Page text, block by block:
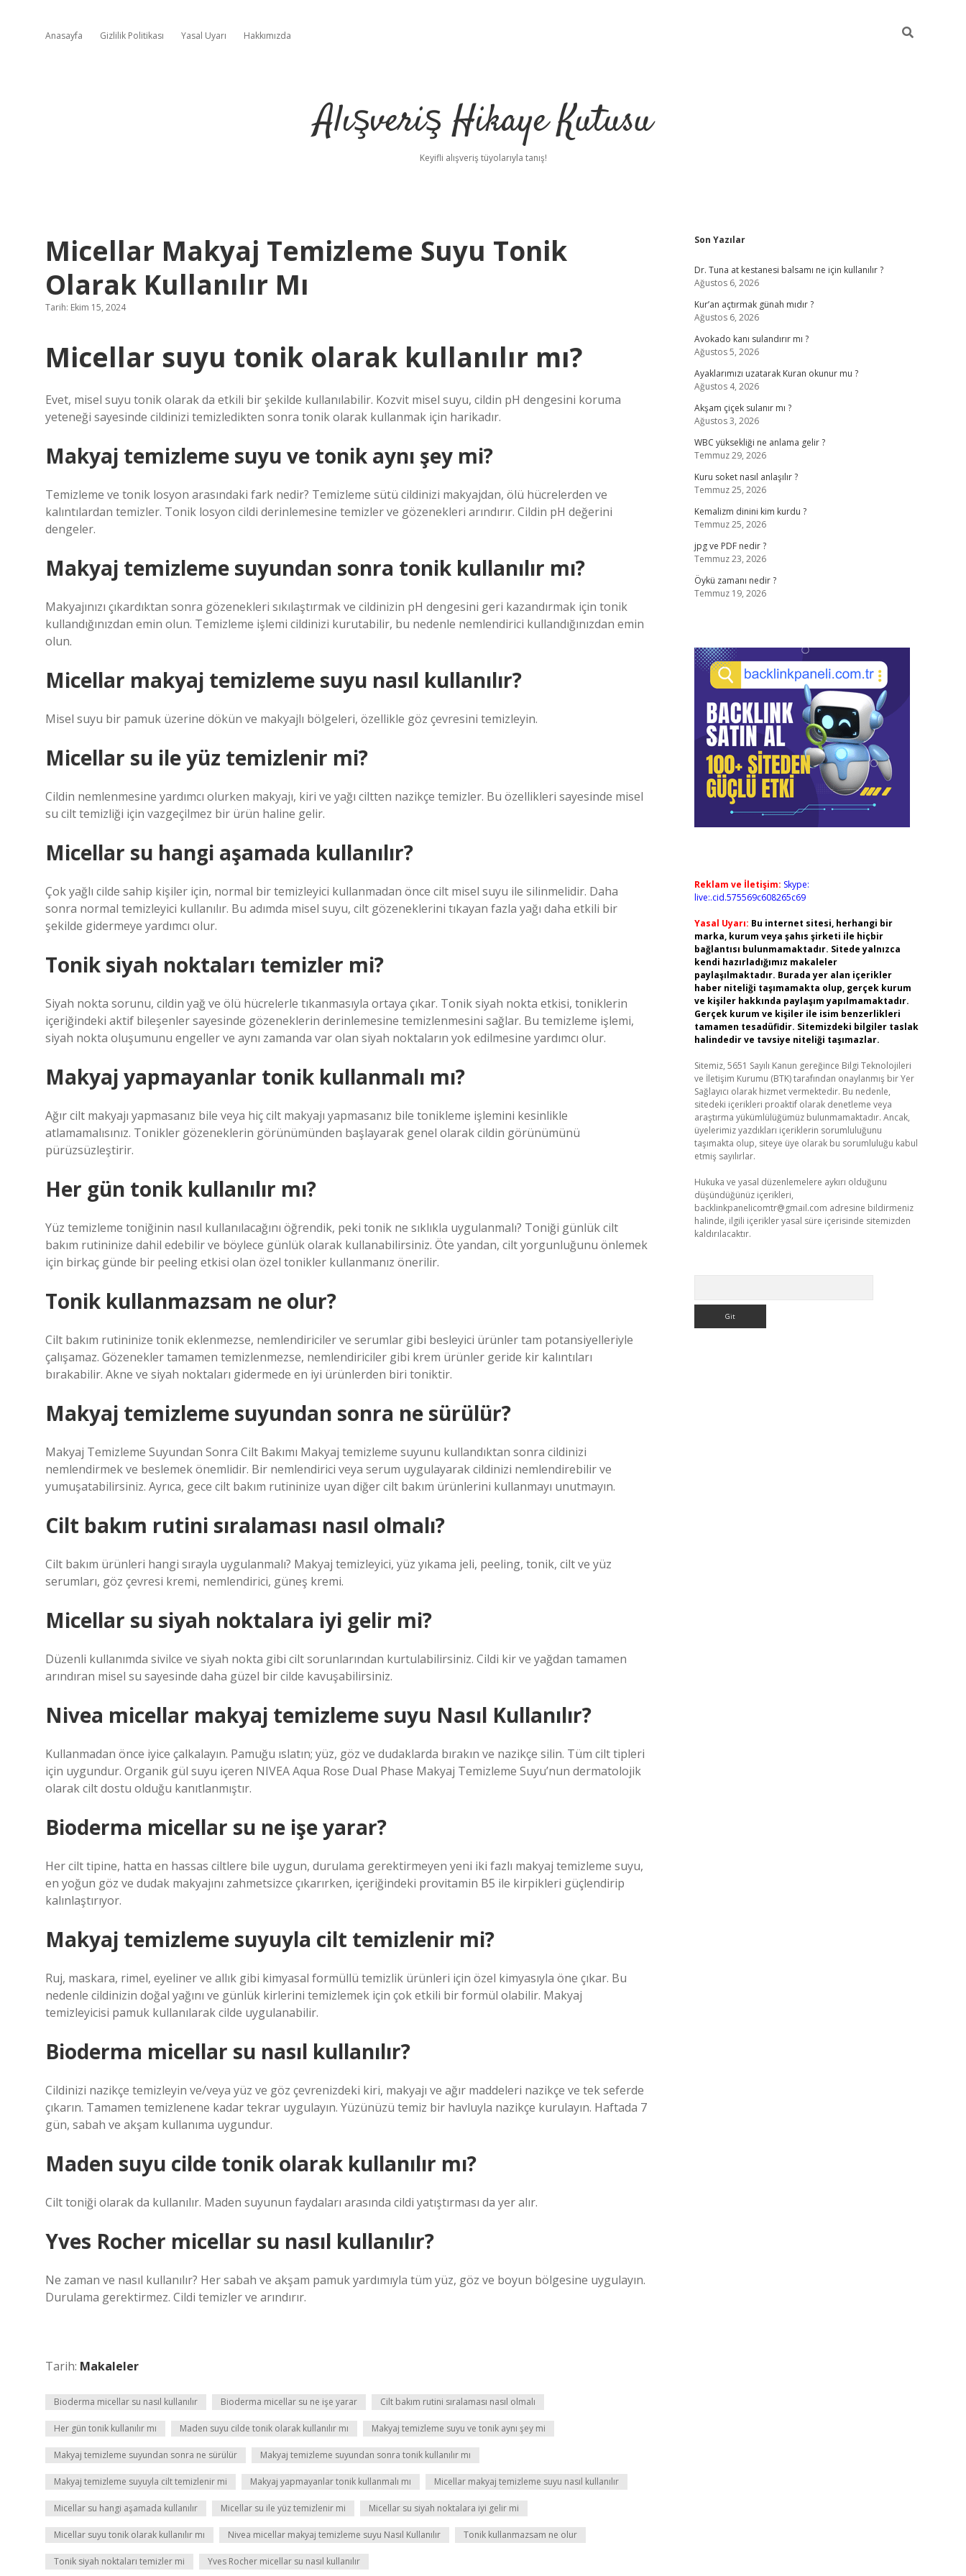
Anasayfa Gizlilik Politikası Yasal Uyarı Hakkımızda
Alışveriş Hikaye Kutusu
Keyifli alışveriş tüyolarıyla tanış!
Micellar Makyaj Temizleme Suyu Tonik
Olarak Kullanılır Mı
Tarih: Ekim 15, 2024
Micellar suyu tonik olarak kullanılır mı?
Evet, misel suyu tonik olarak da etkili bir şekilde kullanılabilir. Kozvit misel suyu, cildin pH dengesini koruma
yeteneği sayesinde cildinizi temizledikten sonra tonik olarak kullanmak için harikadır.
Makyaj temizleme suyu ve tonik aynı şey mi?
Temizleme ve tonik losyon arasındaki fark nedir? Temizleme sütü cildinizi makyajdan, ölü hücrelerden ve
kalıntılardan temizler. Tonik losyon cildi derinlemesine temizler ve gözenekleri arındırır. Cildin pH değerini
dengeler.
Makyaj temizleme suyundan sonra tonik kullanılır mı?
Makyajınızı çıkardıktan sonra gözenekleri sıkılaştırmak ve cildinizin pH dengesini geri kazandırmak için tonik
kullandığınızdan emin olun. Temizleme işlemi cildinizi kurutabilir, bu nedenle nemlendirici kullandığınızdan emin
olun.
Micellar makyaj temizleme suyu nasıl kullanılır?
Misel suyu bir pamuk üzerine dökün ve makyajlı bölgeleri, özellikle göz çevresini temizleyin.
Micellar su ile yüz temizlenir mi?
Cildin nemlenmesine yardımcı olurken makyajı, kiri ve yağı ciltten nazikçe temizler. Bu özellikleri sayesinde misel
su cilt temizliği için vazgeçilmez bir ürün haline gelir.
Micellar su hangi aşamada kullanılır?
Çok yağlı cilde sahip kişiler için, normal bir temizleyici kullanmadan önce cilt misel suyu ile silinmelidir. Daha
sonra normal temizleyici kullanılır. Bu adımda misel suyu, cilt gözeneklerini tıkayan fazla yağı daha etkili bir
şekilde gidermeye yardımcı olur.
Tonik siyah noktaları temizler mi?
Siyah nokta sorunu, cildin yağ ve ölü hücrelerle tıkanmasıyla ortaya çıkar. Tonik siyah nokta etkisi, toniklerin
içeriğindeki aktif bileşenler sayesinde gözeneklerin derinlemesine temizlenmesini sağlar. Bu temizleme işlemi,
siyah nokta oluşumunu engeller ve aynı zamanda var olan siyah noktaların yok edilmesine yardımcı olur.
Makyaj yapmayanlar tonik kullanmalı mı?
Ağır cilt makyajı yapmasanız bile veya hiç cilt makyajı yapmasanız bile tonikleme işlemini kesinlikle
atlamamalısınız. Tonikler gözeneklerin görünümünden başlayarak genel olarak cildin görünümünü
pürüzsüzleştirir.
Her gün tonik kullanılır mı?
Yüz temizleme toniğinin nasıl kullanılacağını öğrendik, peki tonik ne sıklıkla uygulanmalı? Toniği günlük cilt
bakım rutininize dahil edebilir ve böylece günlük olarak kullanabilirsiniz. Öte yandan, cilt yorgunluğunu önlemek
için birkaç günde bir peeling etkisi olan özel tonikler kullanmanız önerilir.
Tonik kullanmazsam ne olur?
Cilt bakım rutininize tonik eklenmezse, nemlendiriciler ve serumlar gibi besleyici ürünler tam potansiyelleriyle
çalışamaz. Gözenekler tamamen temizlenmezse, nemlendiriciler gibi krem ​​ürünler geride kir kalıntıları
bırakabilir. Akne ve siyah noktaları gidermede en iyi ürünlerden biri toniktir.
Makyaj temizleme suyundan sonra ne sürülür?
Makyaj Temizleme Suyundan Sonra Cilt Bakımı Makyaj temizleme suyunu kullandıktan sonra cildinizi
nemlendirmek ve beslemek önemlidir. Bir nemlendirici veya serum uygulayarak cildinizi nemlendirebilir ve
yumuşatabilirsiniz. Ayrıca, gece cilt bakım rutininize uyan diğer cilt bakım ürünlerini kullanmayı unutmayın.
Cilt bakım rutini sıralaması nasıl olmalı?
Cilt bakım ürünleri hangi sırayla uygulanmalı? Makyaj temizleyici, yüz yıkama jeli, peeling, tonik, cilt ve yüz
serumları, göz çevresi kremi, nemlendirici, güneş kremi.
Micellar su siyah noktalara iyi gelir mi?
Düzenli kullanımda sivilce ve siyah nokta gibi cilt sorunlarından kurtulabilirsiniz. Cildi kir ve yağdan tamamen
arındıran misel su sayesinde daha güzel bir cilde kavuşabilirsiniz.
Nivea micellar makyaj temizleme suyu Nasıl Kullanılır?
Kullanmadan önce iyice çalkalayın. Pamuğu ıslatın; yüz, göz ve dudaklarda bırakın ve nazikçe silin. Tüm cilt tipleri
için uygundur. Organik gül suyu içeren NIVEA Aqua Rose Dual Phase Makyaj Temizleme Suyu’nun dermatolojik
olarak cilt dostu olduğu kanıtlanmıştır.
Bioderma micellar su ne işe yarar?
Her cilt tipine, hatta en hassas ciltlere bile uygun, durulama gerektirmeyen yeni iki fazlı makyaj temizleme suyu,
en yoğun göz ve dudak makyajını zahmetsizce çıkarırken, içeriğindeki provitamin B5 ile kirpikleri güçlendirip
kalınlaştırıyor.
Makyaj temizleme suyuyla cilt temizlenir mi?
Ruj, maskara, rimel, eyeliner ve allık gibi kimyasal formüllü temizlik ürünleri için özel kimyasıyla öne çıkar. Bu
nedenle cildinizin doğal yağını ve günlük kirlerini temizlemek için çok etkili bir formül olabilir. Makyaj
temizleyicisi pamuk kullanılarak cilde uygulanabilir.
Bioderma micellar su nasıl kullanılır?
Cildinizi nazikçe temizleyin ve/veya yüz ve göz çevrenizdeki kiri, makyajı ve ağır maddeleri nazikçe ve tek seferde
çıkarın. Tamamen temizlenene kadar tekrar uygulayın. Yüzünüzü temiz bir havluyla nazikçe kurulayın. Haftada 7
gün, sabah ve akşam kullanıma uygundur.
Maden suyu cilde tonik olarak kullanılır mı?
Cilt toniği olarak da kullanılır. Maden suyunun faydaları arasında cildi yatıştırması da yer alır.
Yves Rocher micellar su nasıl kullanılır?
Ne zaman ve nasıl kullanılır? Her sabah ve akşam pamuk yardımıyla tüm yüz, göz ve boyun bölgesine uygulayın.
Durulama gerektirmez. Cildi temizler ve arındırır.
Tarih: Makaleler
Bioderma micellar su nasıl kullanılır Bioderma micellar su ne işe yarar Cilt bakım rutini sıralaması nasıl olmalı
Her gün tonik kullanılır mı Maden suyu cilde tonik olarak kullanılır mı Makyaj temizleme suyu ve tonik aynı şey mi
Makyaj temizleme suyundan sonra ne sürülür Makyaj temizleme suyundan sonra tonik kullanılır mı
Makyaj temizleme suyuyla cilt temizlenir mi Makyaj yapmayanlar tonik kullanmalı mı Micellar makyaj temizleme suyu nasıl kullanılır
Micellar su hangi aşamada kullanılır Micellar su ile yüz temizlenir mi Micellar su siyah noktalara iyi gelir mi
Micellar suyu tonik olarak kullanılır mı Nivea micellar makyaj temizleme suyu Nasıl Kullanılır Tonik kullanmazsam ne olur
Tonik siyah noktaları temizler mi Yves Rocher micellar su nasıl kullanılır
Sidebar
Son Yazılar
Dr. Tuna at kestanesi balsamı ne için kullanılır ?
Ağustos 6, 2026
Kur’an açtırmak günah mıdır ?
Ağustos 6, 2026
Avokado kanı sulandırır mı ?
Ağustos 5, 2026
Ayaklarımızı uzatarak Kuran okunur mu ?
Ağustos 4, 2026
Akşam çiçek sulanır mı ?
Ağustos 3, 2026
WBC yüksekliği ne anlama gelir ?
Temmuz 29, 2026
Kuru soket nasıl anlaşılır ?
Temmuz 25, 2026
Kemalizm dinini kim kurdu ?
Temmuz 25, 2026
jpg ve PDF nedir ?
Temmuz 23, 2026
Öykü zamanı nedir ?
Temmuz 19, 2026
Reklam ve İletişim: Skype:
live:.cid.575569c608265c69
Yasal Uyarı: Bu internet sitesi, herhangi bir
marka, kurum veya şahıs şirketi ile hiçbir
bağlantısı bulunmamaktadır. Sitede yalnızca
kendi hazırladığımız makaleler
paylaşılmaktadır. Burada yer alan içerikler
haber niteliği taşımamakta olup, gerçek kurum
ve kişiler hakkında paylaşım yapılmamaktadır.
Gerçek kurum ve kişiler ile isim benzerlikleri
tamamen tesadüfidir. Sitemizdeki bilgiler taslak
halindedir ve tavsiye niteliği taşımazlar.
Sitemiz, 5651 Sayılı Kanun gereğince Bilgi Teknolojileri
ve İletişim Kurumu (BTK) tarafından onaylanmış bir Yer
Sağlayıcı olarak hizmet vermektedir. Bu nedenle,
sitedeki içerikleri proaktif olarak denetleme veya
araştırma yükümlülüğümüz bulunmamaktadır. Ancak,
üyelerimiz yazdıkları içeriklerin sorumluluğunu
taşımakta olup, siteye üye olarak bu sorumluluğu kabul
etmiş sayılırlar.
Hukuka ve yasal düzenlemelere aykırı olduğunu
düşündüğünüz içerikleri,
backlinkpanelicomtr@gmail.com adresine bildirmeniz
halinde, ilgili içerikler yasal süre içerisinde sitemizden
kaldırılacaktır.